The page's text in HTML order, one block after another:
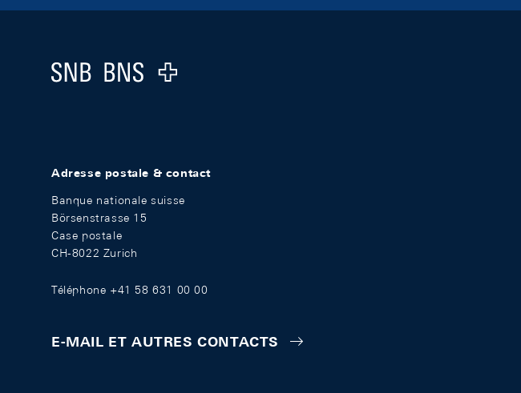
Logo
Adresse postale & contact
Banque nationale suisse
Börsenstrasse 15
Case postale
CH-8022 Zurich
Téléphone +41 58 631 00 00
E-MAIL ET AUTRES CONTACTS